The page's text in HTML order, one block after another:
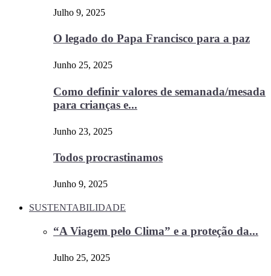
Julho 9, 2025
O legado do Papa Francisco para a paz
Junho 25, 2025
Como definir valores de semanada/mesada
para crianças e...
Junho 23, 2025
Todos procrastinamos
Junho 9, 2025
SUSTENTABILIDADE
“A Viagem pelo Clima” e a proteção da...
Julho 25, 2025